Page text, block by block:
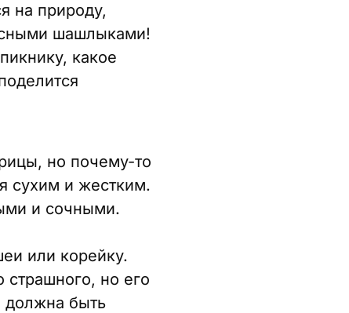
на природу,
шашлыками!
какое
но почему-то
сухим и жестким.
и сочными.
или корейку.
страшного, но его
должна быть